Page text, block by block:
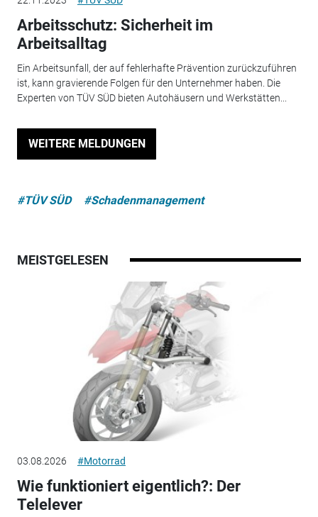
Arbeitsschutz: Sicherheit im
Arbeitsalltag
Ein Arbeitsunfall, der auf fehlerhafte Prävention zurückzuführen
ist, kann gravierende Folgen für den Unternehmer haben. Die
Experten von TÜV SÜD bieten Autohäusern und Werkstätten...
WEITERE MELDUNGEN
#TÜV SÜD #Schadenmanagement
MEISTGELESEN
03.08.2026 #Motorrad
Wie funktioniert eigentlich?: Der
Telelever